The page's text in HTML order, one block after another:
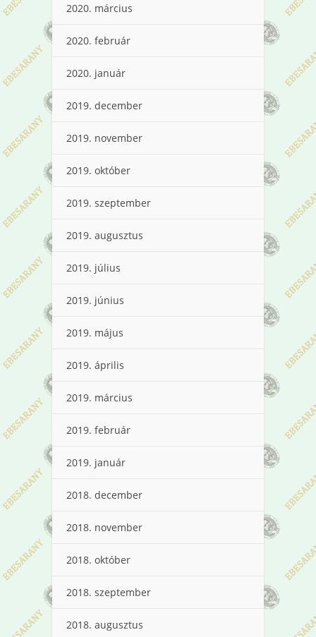
2020. március
2020. február
2020. január
2019. december
2019. november
2019. október
2019. szeptember
2019. augusztus
2019. július
2019. június
2019. május
2019. április
2019. március
2019. február
2019. január
2018. december
2018. november
2018. október
2018. szeptember
2018. augusztus